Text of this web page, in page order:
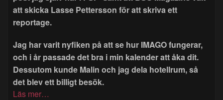
att skicka Lasse Pettersson för att skriva ett
reportage.
Jag har varit nyfiken på att se hur IMAGO fungerar,
och i år passade det bra i min kalender att åka dit.
Dessutom kunde Malin och jag dela hotellrum, så
det blev ett billigt besök.
Läs mer…